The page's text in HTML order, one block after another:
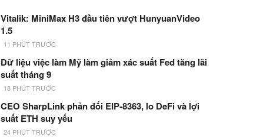
Vitalik: MiniMax H3 đầu tiên vượt HunyuanVideo
1.5
11 PHÚT TRƯỚC
Dữ liệu việc làm Mỹ làm giảm xác suất Fed tăng lãi
suất tháng 9
18 PHÚT TRƯỚC
CEO SharpLink phản đối EIP-8363, lo DeFi và lợi
suất ETH suy yếu
24 PHÚT TRƯỚC